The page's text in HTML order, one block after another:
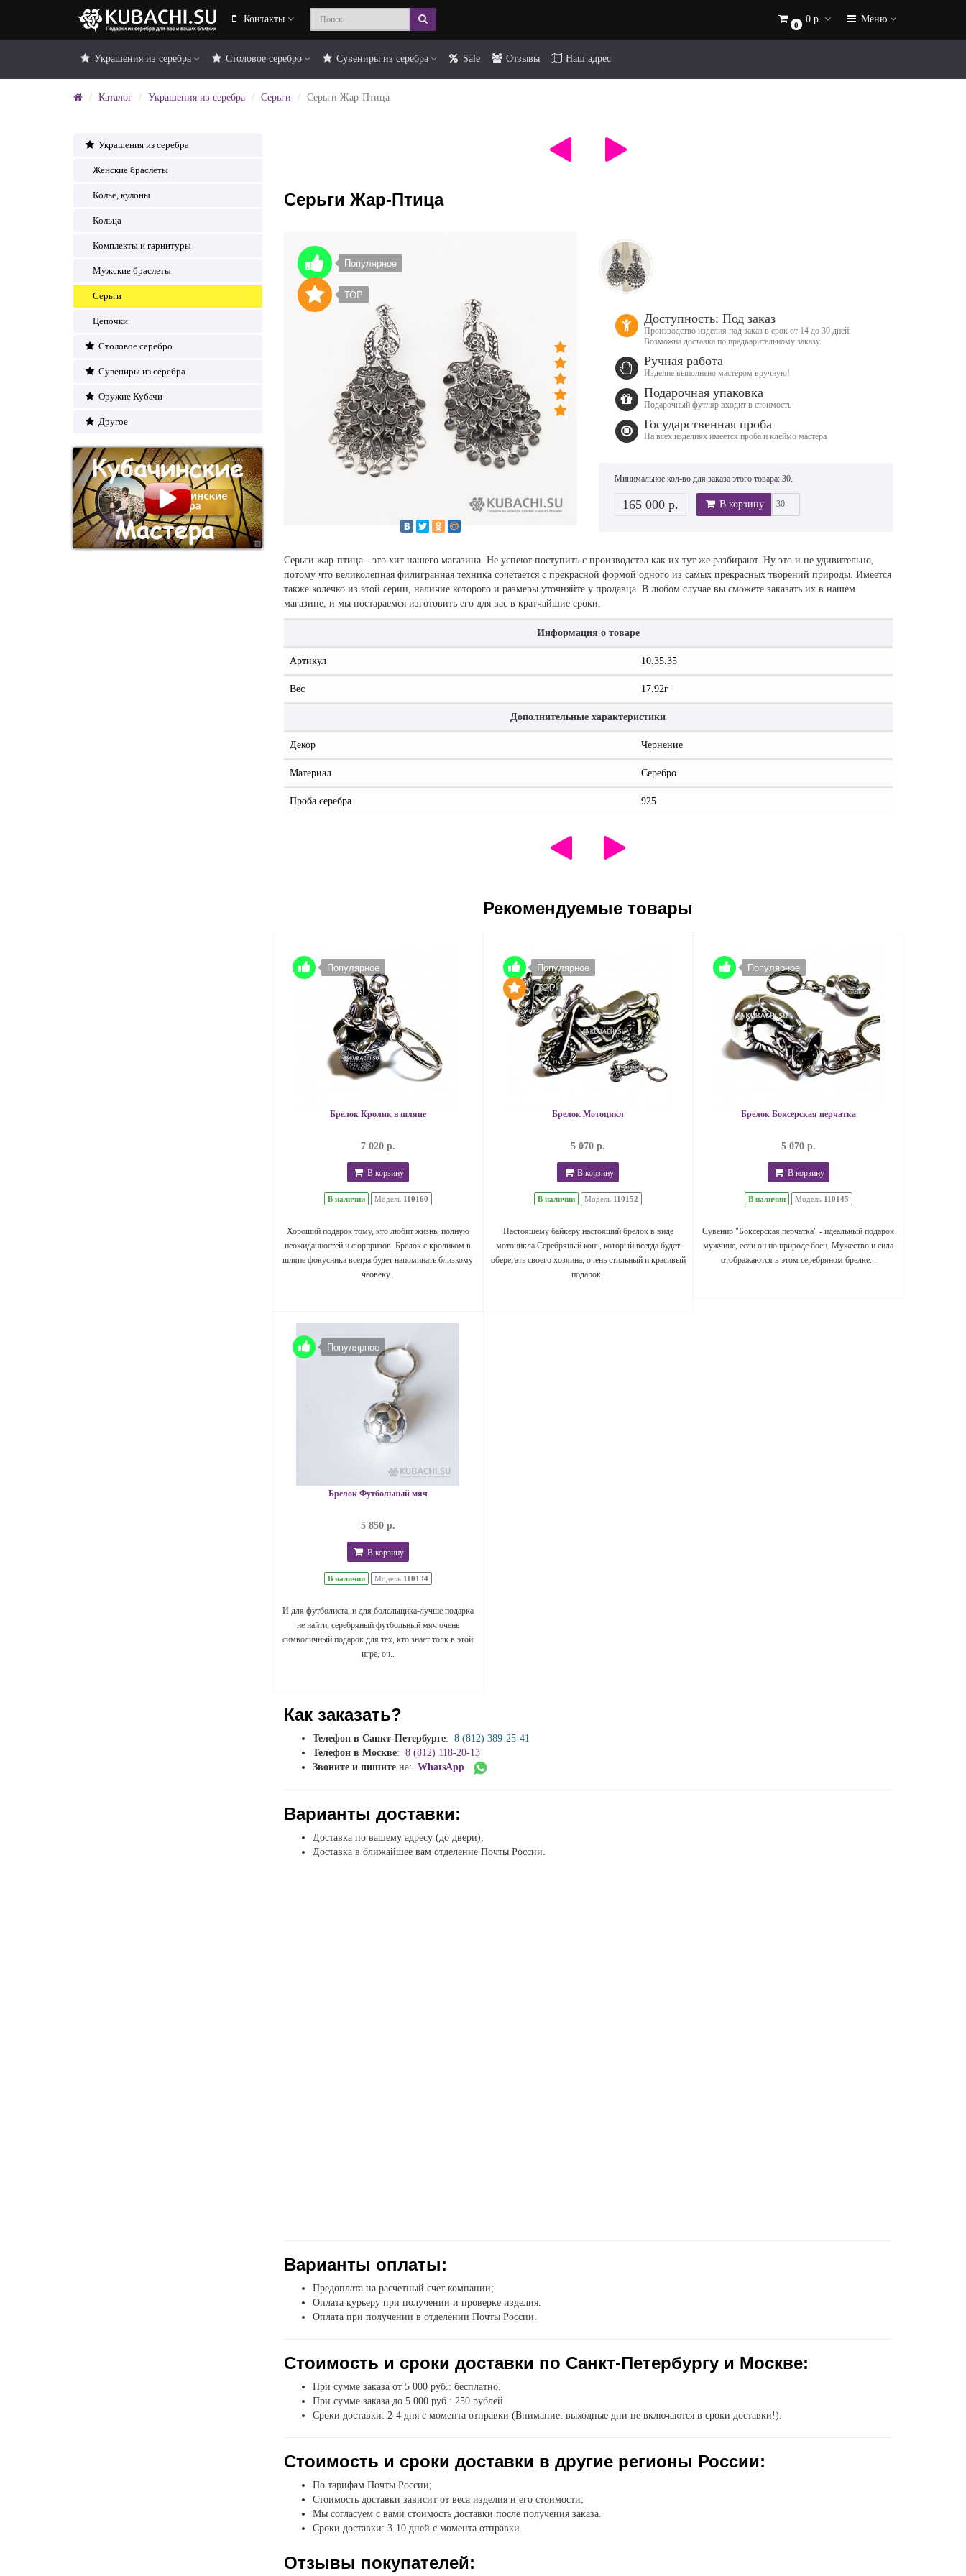
Контакты
0
0 р. Меню
Украшения из серебра Столовое серебро Сувениры из серебра Sale Отзывы Наш адрес
Каталог Украшения из серебра Серьги Серьги Жар-Птица
Украшения из серебра
Женские браслеты
Колье, кулоны
Кольца
Комплекты и гарнитуры
Мужские браслеты
Серьги
Цепочки
Столовое серебро
Сувениры из серебра
Оружие Кубачи
Другое
Серьги Жар-Птица
Популярное
TOP
Доступность: Под заказ
Производство изделия под заказ в срок от 14 до 30 дней.
Возможна доставка по предварительному заказу.
Ручная работа
Изделие выполнено мастером вручную!
Подарочная упаковка
Подарочный футляр входит в стоимость
Государственная проба
На всех изделиях имеется проба и клеймо мастера
Минимальное кол-во для заказа этого товара: 30.
165 000 р. В корзину
Серьги жар-птица - это хит нашего магазина. Не успеют поступить с производства как их тут же разбирают. Ну это и не удивительно,
потому что великолепная филигранная техника сочетается с прекрасной формой одного из самых прекрасных творений природы. Имеется
также колечко из этой серии, наличие которого и размеры уточняйте у продавца. В любом случае вы сможете заказать их в нашем
магазине, и мы постараемся изготовить его для вас в кратчайшие сроки.
Информация о товаре
Артикул 10.35.35
Вес 17.92г
Дополнительные характеристики
Декор Чернение
Материал Серебро
Проба серебра 925
Рекомендуемые товары
Популярное
Брелок Кролик в шляпе
7 020 р.
В корзину
В наличии Модель 110160
Хороший подарок тому, кто любит жизнь, полную
неожиданностей и сюрпризов. Брелок с кроликом в
шляпе фокусника всегда будет напоминать близкому
чеовеку..
Популярное
TOP
Брелок Мотоцикл
5 070 р.
В корзину
В наличии Модель 110152
Настоящему байкеру настоящий брелок в виде
мотоцикла Серебряный конь, который всегда будет
оберегать своего хозяина, очень стильный и красивый
подарок..
Популярное
Брелок Боксерская перчатка
5 070 р.
В корзину
В наличии Модель 110145
Сувенир "Боксерская перчатка" - идеальный подарок
мужчине, если он по природе боец. Мужество и сила
отображаются в этом серебряном брелке...
Популярное
Брелок Футбольный мяч
5 850 р.
В корзину
В наличии Модель 110134
И для футболиста, и для болельщика-лучше подарка
не найти, серебряный футбольный мяч очень
символичный подарок для тех, кто знает толк в этой
игре, оч..
Как заказать?
Телефон в Санкт-Петербурге: 8 (812) 389-25-41
Телефон в Москве: 8 (812) 118-20-13
Звоните и пишитена: WhatsApp
Варианты доставки:
Доставка по вашему адресу (до двери);
Доставка в ближайшее вам отделение Почты России.
Варианты оплаты:
Предоплата на расчетный счет компании;
Оплата курьеру при получении и проверке изделия.
Оплата при получении в отделении Почты России.
Стоимость и сроки доставки по Санкт-Петербургу и Москве:
При сумме заказа от 5 000 руб.: бесплатно.
При сумме заказа до 5 000 руб.: 250 рублей.
Сроки доставки: 2-4 дня с момента отправки (Внимание: выходные дни не включаются в сроки доставки!).
Стоимость и сроки доставки в другие регионы России:
По тарифам Почты России;
Стоимость доставки зависит от веса изделия и его стоимости;
Мы согласуем с вами стоимость доставки после получения заказа.
Сроки доставки: 3-10 дней с момента отправки.
Отзывы покупателей: